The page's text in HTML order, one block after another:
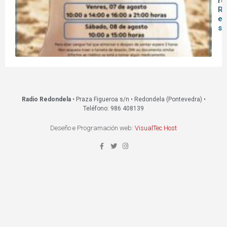
Radio Redondela• Praza Figueroa s/n • Redondela (Pontevedra) •
Teléfono: 986 408139
Deseño e Programación web: VisualTec Host